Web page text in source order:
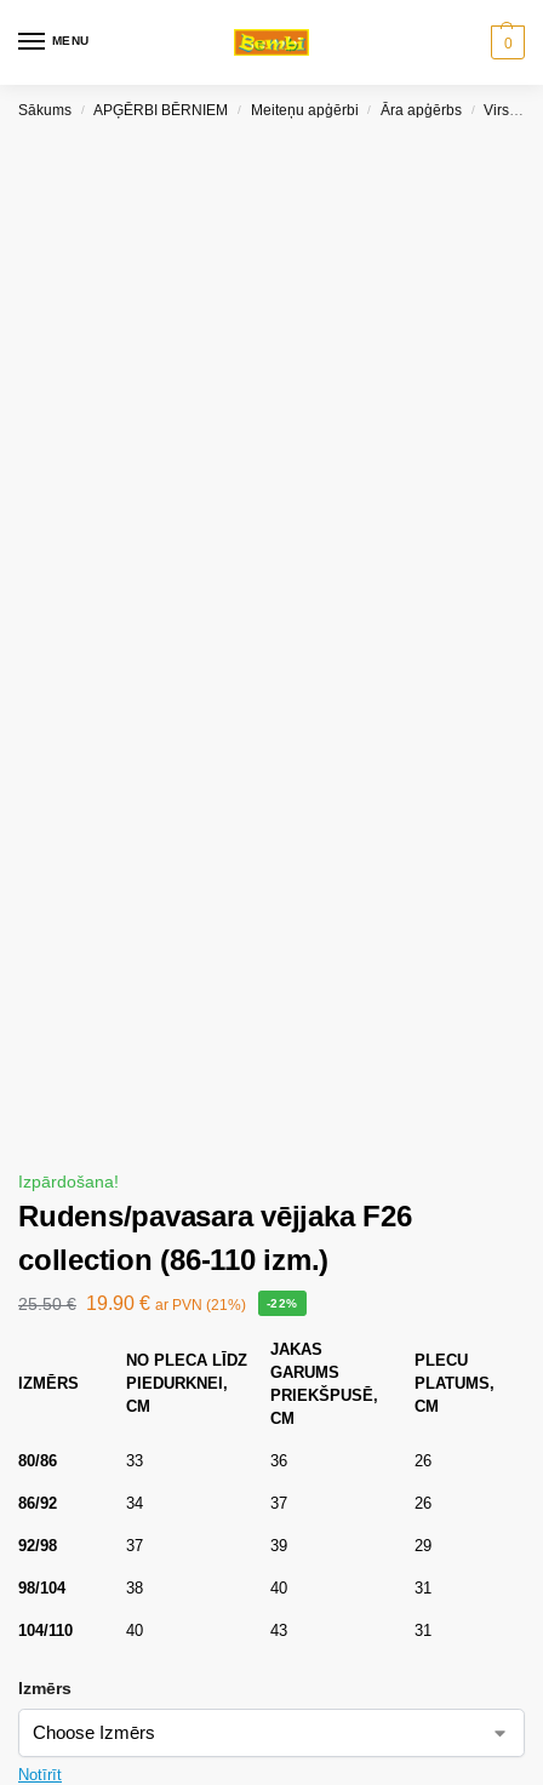
MENU 0
Sākums / APĢĒRBI BĒRNIEM / Meiteņu apģērbi / Āra apģērbs / Virsjakas un vestes meitenēm
Izpārdošana!
Rudens/pavasara vējjaka F26
collection (86-110 izm.)
25.50€ 19.90 € ar PVN (21%) -22%
IZMĒRS
NO PLECA LĪDZ
PIEDURKNEI,
CM
JAKAS
GARUMS
PRIEKŠPUSĒ,
CM
PLECU
PLATUMS,
CM
80/86 33 36 26
86/92 34 37 26
92/98 37 39 29
98/104 38 40 31
104/110 40 43 31
Izmērs
Notīrīt